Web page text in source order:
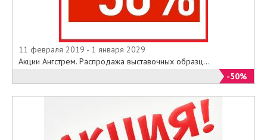
11 февраля 2019 - 1 января 2029
Акции Ангстрем. Распродажа выставочных образц...
-50%